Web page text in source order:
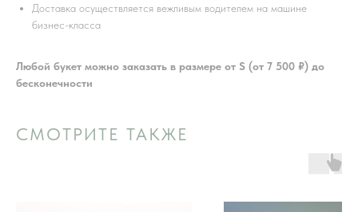
Доставка осуществляется вежливым водителем на машине
бизнес-класса
Любой букет можно заказать в размере от S (от 7 500 ₽) до
бесконечности
СМОТРИТЕ ТАКЖЕ